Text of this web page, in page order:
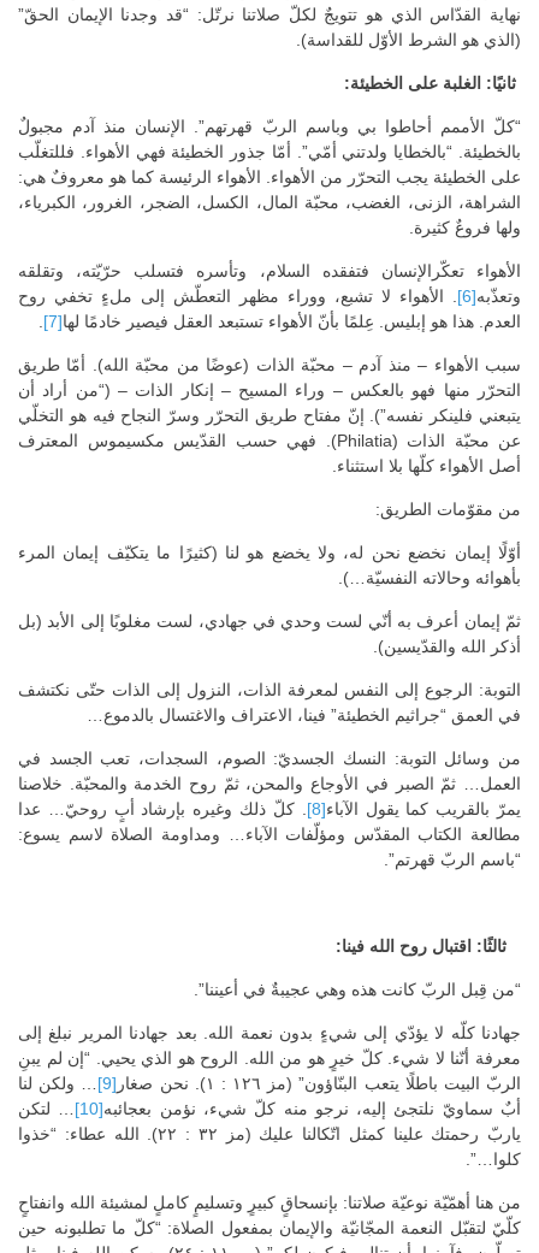
نهاية القدّاس الذي هو تتويجٌ لكلّ صلاتنا نرتّل: “قد وجدنا الإيمان الحقّ”
(الذي هو الشرط الأوّل للقداسة).
ثانيًا: الغلبة على الخطيئة:
“كلّ الأممم أحاطوا بي وباسم الربّ قهرتهم”. الإنسان منذ آدم مجبولٌ
بالخطيئة. “بالخطايا ولدتني أمّي”. أمّا جذور الخطيئة فهي الأهواء. فللتغلّب
على الخطيئة يجب التحرّر من الأهواء. الأهواء الرئيسة كما هو معروفٌ هي:
الشراهة، الزنى، الغضب، محبّة المال، الكسل، الضجر، الغرور، الكبرياء،
ولها فروعٌ كثيرة.
الأهواء تعكّرالإنسان فتفقده السلام، وتأسره فتسلب حرّيّته، وتقلقه
وتعذّبه[6]
. الأهواء لا تشبع، ووراء مظهر التعطّش إلى ملءٍ تخفي روح
العدم. هذا هو إبليس. عِلمًا بأنّ الأهواء تستبعد العقل فيصير خادمًا لها[7]
سبب الأهواء – منذ آدم – محبّة الذات (عوضًا من محبّة الله). أمّا طريق
التحرّر منها فهو بالعكس – وراء المسيح – إنكار الذات – (“من أراد أن
يتبعني فلينكر نفسه”). إنّ مفتاح طريق التحرّر وسرّ النجاح فيه هو التخلّي
عن محبّة الذات (Philatia). فهي حسب القدّيس مكسيموس المعترف
أصل الأهواء كلّها بلا استثناء.
من مقوّمات الطريق:
أوّلًا إيمان نخضع نحن له، ولا يخضع هو لنا (كثيرًا ما يتكيّف إيمان المرء
بأهوائه وحالاته النفسيّة…).
ثمّ إيمان أعرف به أنّي لست وحدي في جهادي، لست مغلوبًا إلى الأبد (بل
أذكر الله والقدّيسين).
التوبة: الرجوع إلى النفس لمعرفة الذات، النزول إلى الذات حتّى نكتشف
في العمق “جراثيم الخطيئة” فينا، الاعتراف والاغتسال بالدموع…
من وسائل التوبة: النسك الجسديّ: الصوم، السجدات، تعب الجسد في
العمل… ثمّ الصبر في الأوجاع والمحن، ثمّ روح الخدمة والمحبّة. خلاصنا
يمرّ بالقريب كما يقول الآباء[8]
. كلّ ذلك وغيره بإرشاد أبٍ روحيّ… عدا
مطالعة الكتاب المقدّس ومؤلّفات الآباء… ومداومة الصلاة لاسم يسوع:
“باسم الربّ قهرتم”.
ثالثًا: اقتبال روح الله فينا:
“من قِبل الربّ كانت هذه وهي عجيبةٌ في أعيننا”.
جهادنا كلّه لا يؤدّي إلى شيءٍ بدون نعمة الله. بعد جهادنا المرير نبلغ إلى
معرفة أنّنا لا شيء. كلّ خيرٍ هو من الله. الروح هو الذي يحيي. “إن لم يبنِ
الربّ البيت باطلًا يتعب البنّاؤون” (مز ١٢٦ : ١). نحن صغار
[9]
… ولكن لنا
أبٌ سماويّ نلتجئ إليه، نرجو منه كلّ شيء، نؤمن بعجائبه[10]
… لتكن
ياربّ رحمتك علينا كمثل اتّكالنا عليك (مز ٣٢ : ٢٢). الله عطاء: “خذوا
كلوا…”.
من هنا أهمّيّة نوعيّة صلاتنا: بإنسحاقٍ كبيرٍ وتسليمٍ كاملٍ لمشيئة الله وانفتاحٍ
كلّيّ لتقبّل النعمة المجّانيّة والإيمان بمفعول الصلاة: “كلّ ما تطلبونه حين